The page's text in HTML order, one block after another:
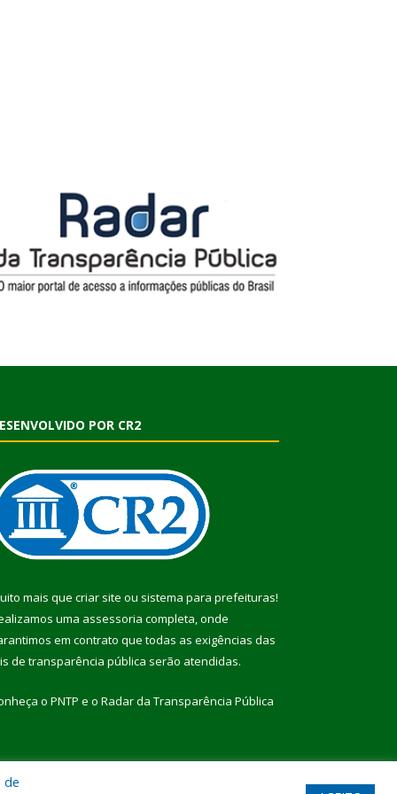
POR CR2
mais que criar site ou sistema para prefeituras!
uma assessoria completa, onde
em contrato que todas as exigências das
de transparência pública serão atendidas.
o PNTP e o Radar da Transparência Pública
de